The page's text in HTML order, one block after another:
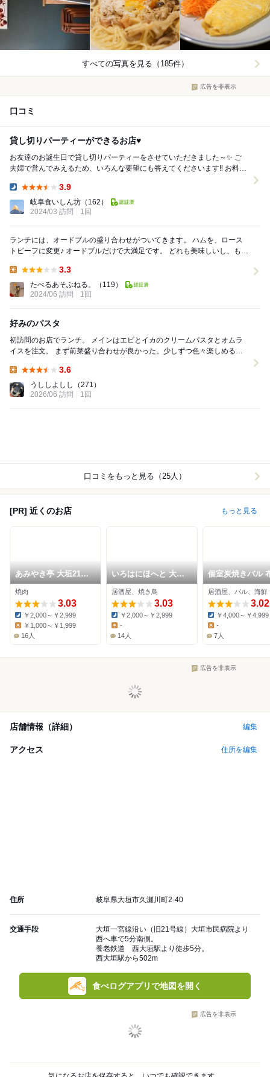
すべての写真を見る（185件）
広告を非表示
口コミ
貸し切りパーティーができるお店♥️
お友達のお誕生日で貸し切りパーティーをさせていただきました～✨ ご
夫婦で営んでみえるため、いろんな要望にも答えてくださいます‼️ お料理
3.9
岐阜食いしん坊 （162）
2024/03 訪問
1回
ランチには、オードブルの盛り合わせがついてきます。 ハムを、ロース
トビーフに変更♪ オードブルだけで大満足です。 どれも美味しいし、もの
3.3
たべるあそぶねる。
（119）
2024/06 訪問
1回
好みのパスタ
初訪問のお店でランチ。 メインはエビとイカのクリームパスタとオムラ
イスを注文。 まず前菜盛り合わせが良かった。少しずつ色々楽しめるし
3.6
うししよしし
（271）
2026/06 訪問
1回
口コミをもっと見る（25人）
[PR] 近くのお店 もっと見る
あみやき亭 大垣21号
バイパス店
焼肉
3.03
Dinner:
￥2,000～￥2,999
Lunch:
￥1,000～￥1,999
16人
いろはにほへと 大垣
駅前店
居酒屋、焼き鳥
3.03
Dinner:
￥2,000～￥2,999
Lunch:
-
14人
個室炭焼きバル
家
居酒屋、バル、海鮮
3.02
Dinner:
￥4,000～￥4,999
Lunch:
-
7人
広告を非表示
店舗情報（詳細） 編集
アクセス 住所を編集
住所 岐阜県大垣市久瀬川町2-40
交通手段
大垣一宮線沿い（旧21号線）大垣市民病院より
西へ車で5分南側。
養老鉄道 西大垣駅より徒歩5分。
西大垣駅から502m
食べログアプリで地図を開く
広告を非表示